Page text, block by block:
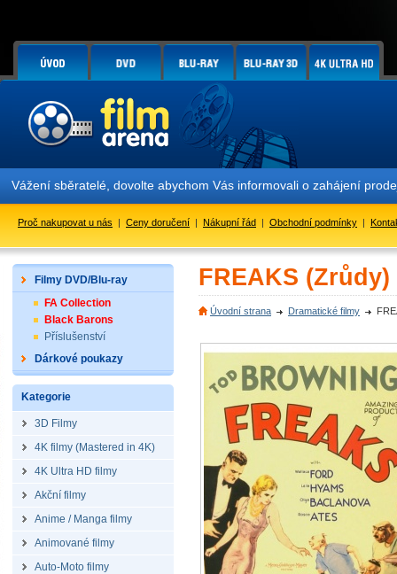
Vážení sběratelé, dovolte abychom Vás informovali o zahájení
Proč nakupovat u nás | Ceny doručení | Nákupní řád | Obchodní podmínky |
Filmy DVD/Blu-ray
FA Collection
Black Barons
Příslušenství
Dárkové poukazy
Kategorie
3D Filmy
4K filmy (Mastered in 4K)
4K Ultra HD filmy
Akční filmy
Anime / Manga filmy
Animované filmy
Auto-Moto filmy
FREAKS (Zrůdy)
Úvodní strana Dramatické filmy